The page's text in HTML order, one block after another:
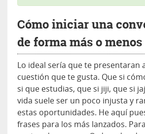
Cómo iniciar una
de forma más o
Lo ideal sería que te presentaran
cuestión que te gusta. Que si
si que estudias, que si jiji, que si
vida suele ser un poco injusta y
estas oportunidades. He aquí
frases para los más lanzados.